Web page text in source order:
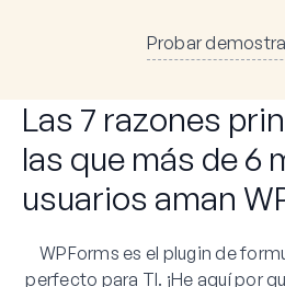
Probar
Las 7 razones
las que más de 6
usuarios aman
WPForms es el plugin de
perfecto para TI. ¡He aquí por